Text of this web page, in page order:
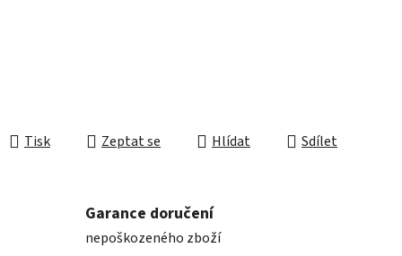
Tisk Zeptat se Hlídat Sdílet
Garance doručení
nepoškozeného zboží